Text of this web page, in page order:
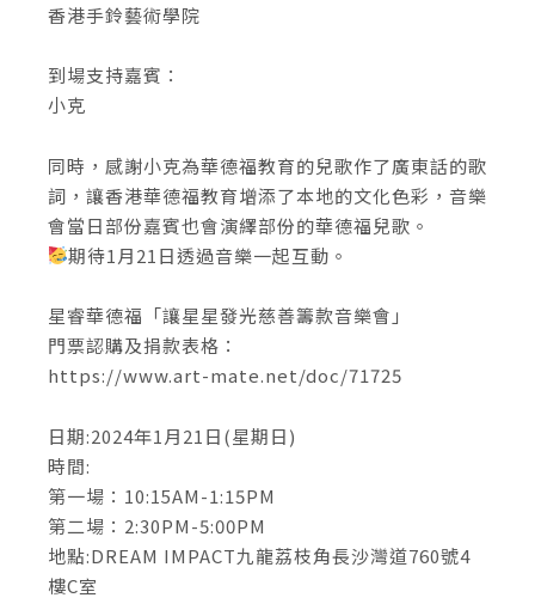
香港手鈴藝術學院
到場支持嘉賓：
小克
同時，感謝小克為華德福教育的兒歌作了廣東話的歌
詞，讓香港華德福教育增添了本地的文化色彩，音樂
會當日部份嘉賓也會演繹部份的華德福兒歌。
期待1月21日透過音樂一起互動。
星睿華德福「讓星星發光慈善籌款音樂會」
門票認購及捐款表格：
https://www.art-mate.net/doc/71725
日期:2024年1月21日(星期日)
時間:
第一場：10:15AM-1:15PM
第二場：2:30PM-5:00PM
地點:DREAM IMPACT九龍荔枝角長沙灣道760號4
樓C室